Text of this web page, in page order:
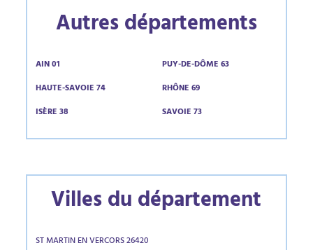
Autres départements
AIN 01
HAUTE-SAVOIE 74
ISÈRE 38
PUY-DE-DÔME 63
RHÔNE 69
SAVOIE 73
Villes du département
ST MARTIN EN VERCORS 26420